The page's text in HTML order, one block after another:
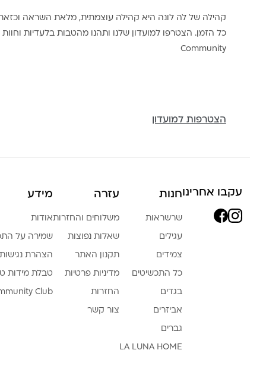
קהילה של לה לונה היא קהילה עוצמתית, מלאת השראה
כל הזמן. הצטרפו למועדון שלנו ותהנו מהטבות בלעדיות
Community
הצטרפות למועדון
עקבו אחרינוחנות
שרשראות
עגילים
צמידים
כל התכשיטים
בגדים
אביזרים
גברים
LA LUNA HOME
עזרה
משלוחים והחזרות
שאלות נפוצות
תקנון האתר
מדיניות פרטיות
החזרות
צור קשר
מידע
אודות
שמירה על
הצהרת
טבלת מידות
Club